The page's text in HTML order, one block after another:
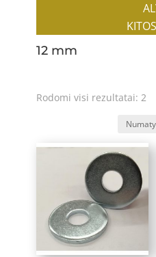
12 mm
Rodomi visi rezultatai: 2